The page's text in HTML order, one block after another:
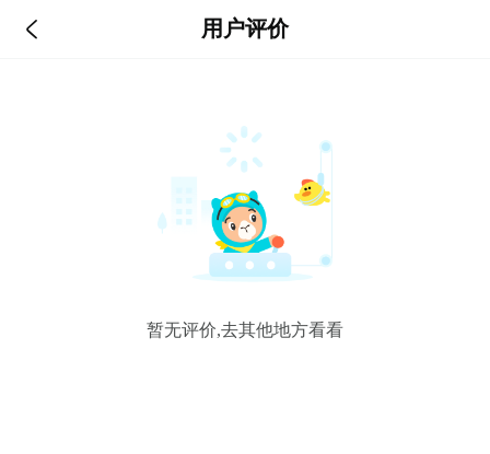
 用户评价
暂无评价,去其他地方看看